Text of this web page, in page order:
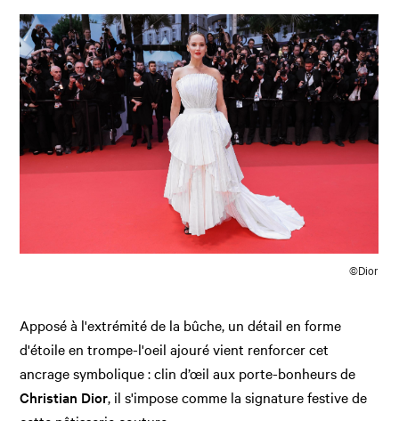
©Dior
Apposé à l'extrémité de la bûche, un détail en forme
d'étoile en trompe-l'oeil ajouré vient renforcer cet
ancrage symbolique : clin d’œil aux porte-bonheurs de
Christian Dior, il s'impose comme la signature festive de